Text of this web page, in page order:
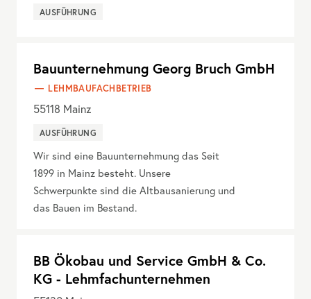
AUSFÜHRUNG
Bauunternehmung Georg Bruch GmbH
LEHMBAUFACHBETRIEB
55118 Mainz
AUSFÜHRUNG
Wir sind eine Bauunternehmung das Seit
1899 in Mainz besteht. Unsere
Schwerpunkte sind die Altbausanierung und
das Bauen im Bestand.
BB Ökobau und Service GmbH & Co.
KG - Lehmfachunternehmen